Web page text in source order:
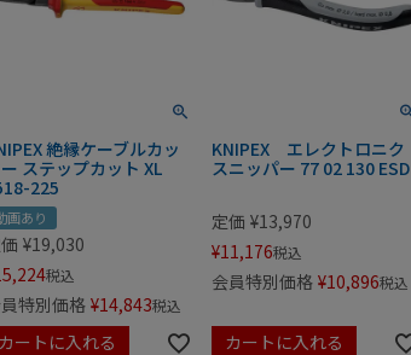
絶縁ケーブルカッ
ステップカット XL
225
画あり
¥19,030
税込
特別価格 ¥14,843税込
カートに入れる
KNIPEX エレクトロニク
スニッパー 77 02 130 ESD
定価 ¥13,970
¥11,176税込
会員特別価格 ¥10,896税込
カートに入れる